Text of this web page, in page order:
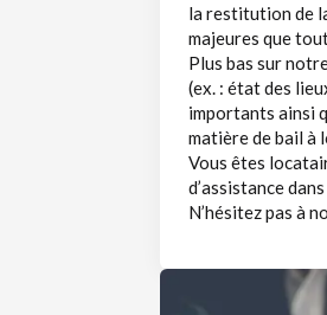
la restitution de
majeures que
Plus bas sur
(ex. : état des
importants ainsi
matière de bail à
Vous êtes
d’assistance
N’hésitez pas à